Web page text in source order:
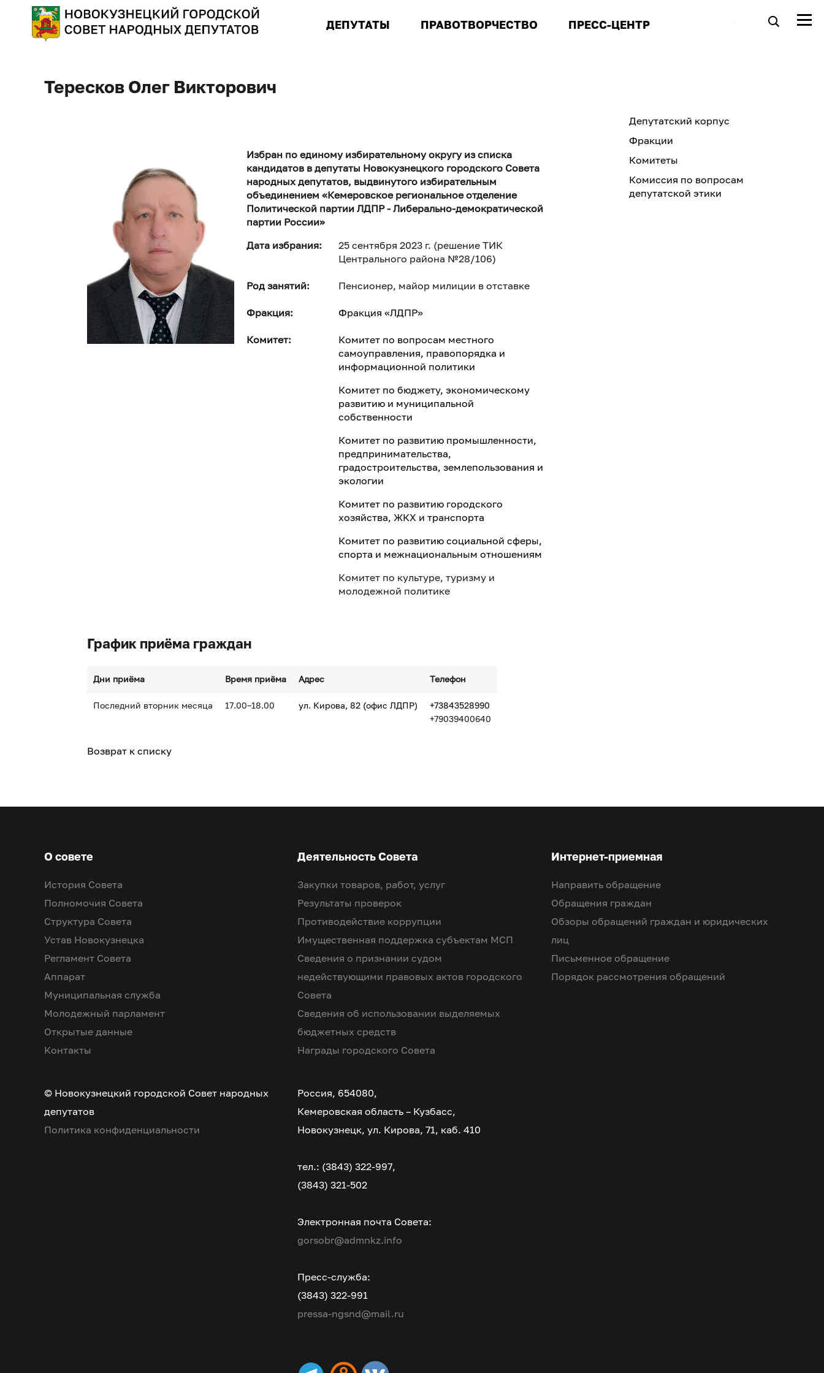
ДЕПУТАТЫ ПРАВОТВОРЧЕСТВО ПРЕСС-ЦЕНТР
Тересков Олег Викторович
Избран по единому избирательному округу из списка
кандидатов в депутаты Новокузнецкого городского Совета
народных депутатов, выдвинутого избирательным
объединением «Кемеровское региональное отделение
Политической партии ЛДПР - Либерально-демократической
партии России»
Дата избрания:
25 сентября 2023 г. (решение ТИК
Центрального района №28/106)
Род занятий: Пенсионер, майор милиции в отставке
Фракция: Фракция «ЛДПР»
Комитет:
Комитет по вопросам местного
самоуправления, правопорядка и
информационной политики
Комитет по бюджету, экономическому
развитию и муниципальной
собственности
Комитет по развитию промышленности,
предпринимательства,
градостроительства, землепользования и
экологии
Комитет по развитию городского
хозяйства, ЖКХ и транспорта
Комитет по развитию социальной сферы,
спорта и межнациональным отношениям
Комитет по культуре, туризму и
молодежной политике
График приёма граждан
Дни приёма Время приёма Адрес Телефон
Последний вторник месяца 17.00–18.00 ул. Кирова, 82 (офис ЛДПР)
+73843528990
+79039400640
Возврат к списку
Депутатский корпус
Фракции
Комитеты
Комиссия по вопросам
депутатской этики
О совете
История Совета
Полномочия Совета
Структура Совета
Устав Новокузнецка
Регламент Совета
Аппарат
Муниципальная служба
Молодежный парламент
Открытые данные
Контакты
Деятельность Совета
Закупки товаров, работ, услуг
Результаты проверок
Противодействие коррупции
Имущественная поддержка субъектам МСП
Сведения о признании судом
недействующими правовых актов городского
Совета
Сведения об использовании выделяемых
бюджетных средств
Награды городского Совета
Интернет-приемная
Направить обращение
Обращения граждан
Обзоры обращений граждан и юридических
лиц
Письменное обращение
Порядок рассмотрения обращений
© Новокузнецкий городской Совет народных
депутатов
Политика конфиденциальности
Россия, 654080,
Кемеровская область – Кузбасс,
Новокузнецк, ул. Кирова, 71, каб. 410
тел.: (3843) 322-997,
(3843) 321-502
Электронная почта Совета:
gorsobr@admnkz.info
Пресс-служба:
(3843) 322-991
pressa-ngsnd@mail.ru